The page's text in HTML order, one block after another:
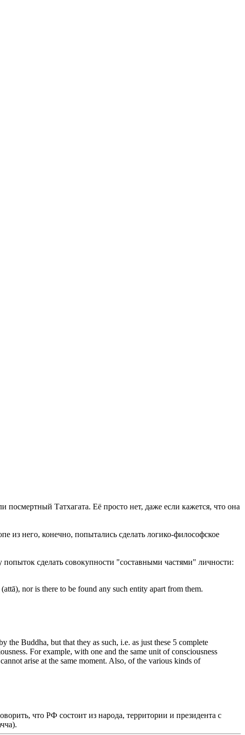
Татхагата. Её просто нет, даже если кажется, что она
из него, конечно, попытались сделать логико-философское
сделать совокупности "составными частями" личности:
nor is there to be found any such entity apart from them.
the Buddha, but that they as such, i.e. as just these 5 complete
For example, with one and the same unit of consciousness
arise at the same moment. Also, of the various kinds of
что РФ состоит из народа, территории и президента с